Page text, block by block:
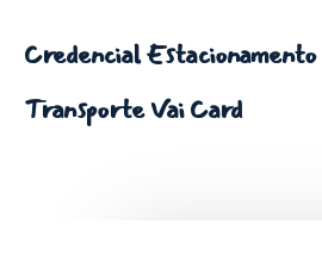
(71) 9 9981-
Credencial Estacionamento
TransporteVai Card